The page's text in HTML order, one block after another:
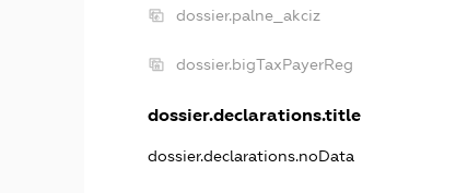
dossier.palne_akciz
dossier.bigTaxPayerReg
dossier.declarations.title
dossier.declarations.noData